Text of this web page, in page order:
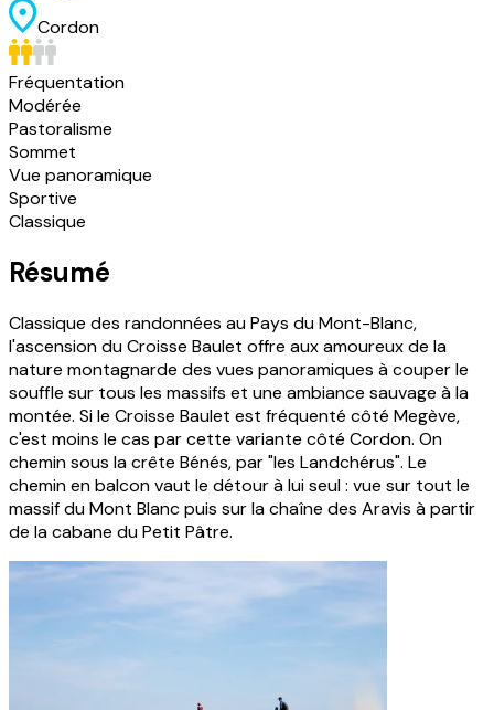
Cordon
Fréquentation
Modérée
Pastoralisme
Sommet
Vue panoramique
Sportive
Classique
Résumé
Classique des randonnées au Pays du Mont-Blanc,
l'ascension du Croisse Baulet offre aux amoureux de la
nature montagnarde des vues panoramiques à couper le
souffle sur tous les massifs et une ambiance sauvage à la
montée. Si le Croisse Baulet est fréquenté côté Megève,
c'est moins le cas par cette variante côté Cordon. On
chemin sous la crête Bénés, par "les Landchérus". Le
chemin en balcon vaut le détour à lui seul : vue sur tout le
massif du Mont Blanc puis sur la chaîne des Aravis à partir
de la cabane du Petit Pâtre.